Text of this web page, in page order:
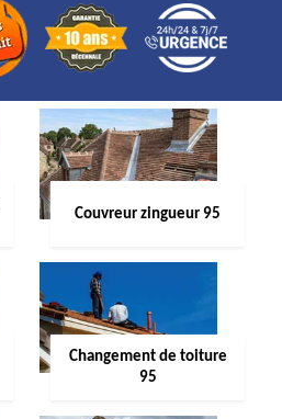
Couvreur zingueur 95
Changement de toiture
95